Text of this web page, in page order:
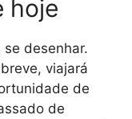
hoje
desenhar.
viajará
de
de